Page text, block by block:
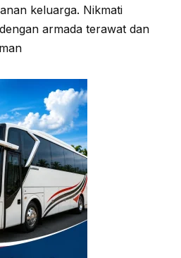
keluarga. Nikmati
armada terawat dan